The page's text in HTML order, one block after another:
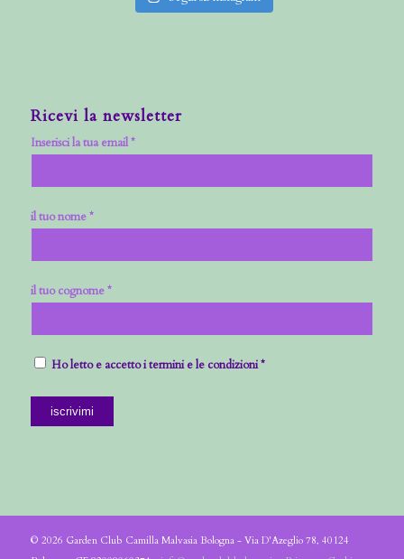
Ricevi la newsletter
Inserisci la tua email *
il tuo nome *
il tuo cognome *
Ho letto e accetto i termini e le condizioni *
© 2026 Garden Club Camilla Malvasia Bologna - Via D'Azeglio 78, 40124